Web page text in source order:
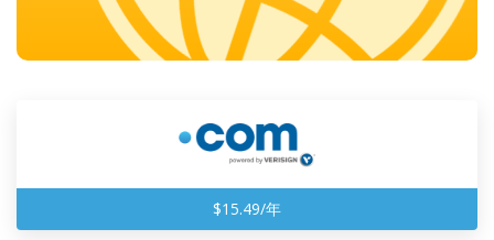
$15.49/年